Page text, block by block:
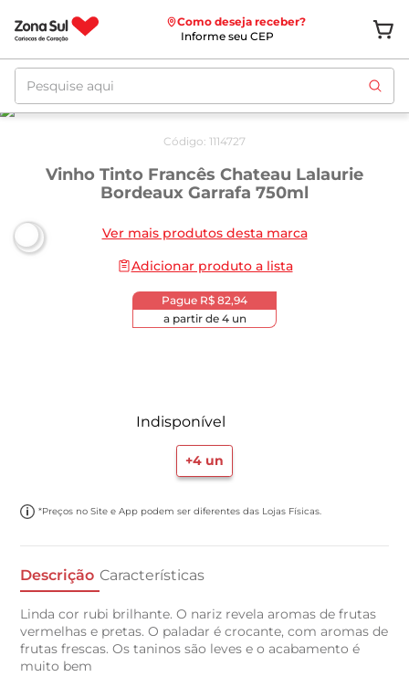
Como deseja receber?
Informe seu CEP
Pesquise aqui
Código: 1114727
Vinho Tinto Francês Chateau Lalaurie
Bordeaux Garrafa 750ml
Ver mais produtos desta marca
Adicionar produto a lista
Pague R$ 82,94
a partir de 4un
Indisponível
+4 un
*Preços no Site e App podem ser diferentes das Lojas Físicas.
Descrição Características
Linda cor rubi brilhante. O nariz revela aromas de frutas
vermelhas e pretas. O paladar é crocante, com aromas de
frutas frescas. Os taninos são leves e o acabamento é
muito bem